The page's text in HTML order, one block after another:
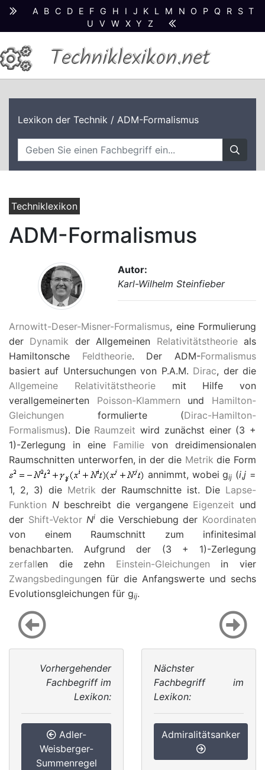
A B C D E F G H I J K L M N O P Q R S T
U
V W X Y Z
Techniklexikon.net
Lexikon der Technik / ADM-Formalismus
Techniklexikon
ADM-Formalismus
Autor:
Karl-Wilhelm Steinfieber
Arnowitt-Deser-Misner-Formalismus, eine Formulierung
der Dynamik der Allgemeinen Relativitätstheorieals
Hamiltonsche Feldtheorie. Der ADM-Formalismus
basiert auf Untersuchungen von P.A.M. Dirac, der die
Allgemeine Relativitätstheoriemit Hilfe von
verallgemeinerten Poisson-Klammern und Hamilton-
Gleichungen formulierte (Dirac-Hamilton-
Formalismus). Die Raumzeit wird zunächst einer (3 +
1)-Zerlegung in eine Familie von dreidimensionalen
Raumschnitten unterworfen, in der die Metrik die Form
annimmt, wobeigij (i,j =
1, 2, 3) die Metrik der Raumschnitte ist. Die Lapse-
Funktion Nbeschreibt die vergangene Eigenzeit und
der Shift-Vektor Ni die Verschiebung der Koordinaten
von einem Raumschnitt zum infinitesimal
benachbarten. Aufgrund der (3 + 1)-Zerlegung
zerfallen die zehn Einstein-Gleichungen in vier
Zwangsbedingungen für die Anfangswerte und sechs
Evolutionsgleichungen für gij.
Vorhergehender
Fachbegriff im
Lexikon:
Adler-
Weisberger-
Summenregel
Nächster
Fachbegriff im
Lexikon:
Admiralitätsanker